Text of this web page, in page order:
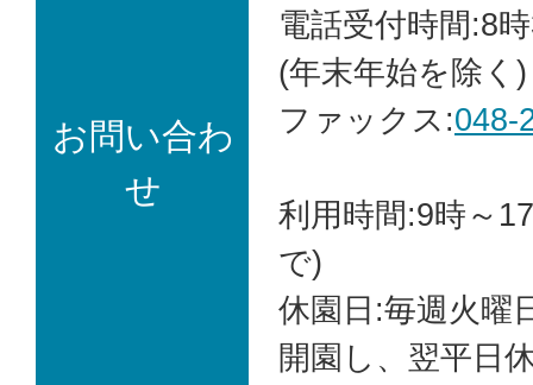
お問い合わ
せ
電話受付時間:8
(年末年始を除く)
ファックス:048-
利用時間:9時～
で)
休園日:毎週火曜
開園し、翌平日